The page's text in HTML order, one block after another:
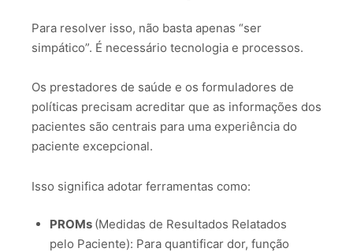
Para resolver isso, não basta apenas “ser
simpático”. É necessário tecnologia e processos.
Os prestadores de saúde e os formuladores de
políticas precisam acreditar que as informações dos
pacientes são centrais para uma experiência do
paciente excepcional.
Isso significa adotar ferramentas como:
PROMs (Medidas de Resultados Relatados
pelo Paciente): Para quantificar dor, função